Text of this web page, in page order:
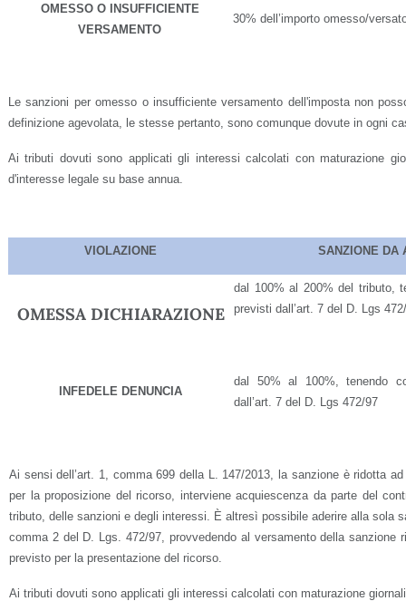
OMESSO O INSUFFICIENTE
VERSAMENTO
30% dell’importo omesso/
Le sanzioni per omesso o insufficiente versamento dell'imposta non
definizione agevolata, le stesse pertanto, sono comunque dovute in ogni
Ai tributi dovuti sono applicati gli interessi calcolati con maturazione
d'interesse legale su base annua.
VIOLAZIONE SANZIONE DA
OMESSA DICHIARAZIONE
dal 100% al 200% del tributo,
previsti dall’art. 7 del D. Lgs
INFEDELE DENUNCIA
dal 50% al 100%, tenendo
dall’art. 7 del D. Lgs 472/97
Ai sensi dell’art. 1, comma 699 della L. 147/2013, la sanzione è ridotta
per la proposizione del ricorso, interviene acquiescenza da parte del
tributo, delle sanzioni e degli interessi. È altresì possibile aderire alla sola
comma 2 del D. Lgs. 472/97, provvedendo al versamento della sanzione
previsto per la presentazione del ricorso.
Ai tributi dovuti sono applicati gli interessi calcolati con maturazione